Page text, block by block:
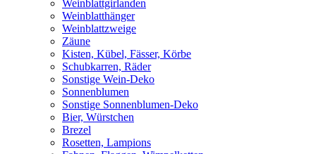
Weinblattgirlanden
Weinblatthänger
Weinblattzweige
Zäune
Kisten, Kübel, Fässer, Körbe
Schubkarren, Räder
Sonstige Wein-Deko
Sonnenblumen
Sonstige Sonnenblumen-Deko
Bier, Würstchen
Brezel
Rosetten, Lampions